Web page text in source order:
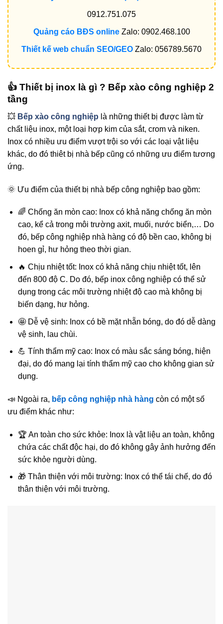
0912.751.075
Quảng cáo BĐS onlineZalo: 0902.468.100
Thiết kế web chuẩn SEO/GEO Zalo: 056789.5670
👍 Thiết bị inox là gì ? Bếp xào công nghiệp 2
tầng
💥 Bếp xào công nghiệp là những thiết bị được làm từ
chất liệu inox, một loại hợp kim của sắt, crom và niken.
Inox có nhiều ưu điểm vượt trội so với các loại vật liệu
khác, do đó thiêt bị nhà bếp cũng có những ưu điểm tương
ứng.
🌞 Ưu điểm của thiết bị nhà bếp công nghiệp bao gồm:
🌈 Chống ăn mòn cao: Inox có khả năng chống ăn mòn
cao, kể cả trong môi trường axit, muối, nước biển,… Do
đó, bếp công nghiệp nhà hàng có độ bền cao, không bị
hoen gỉ, hư hỏng theo thời gian.
🔥 Chịu nhiệt tốt: Inox có khả năng chịu nhiệt tốt, lên
đến 800 độ C. Do đó, bếp inox công nghiệp có thể sử
dụng trong các môi trường nhiệt độ cao mà không bị
biến dạng, hư hỏng.
🤩 Dễ vệ sinh: Inox có bề mặt nhẵn bóng, do đó dễ dàng
vệ sinh, lau chùi.
💪 Tính thẩm mỹ cao: Inox có màu sắc sáng bóng, hiện
đại, do đó mang lại tính thẩm mỹ cao cho không gian sử
dụng.
📣 Ngoài ra, bếp công nghiệp nhà hàng còn có một số
ưu điểm khác như:
🏆 An toàn cho sức khỏe: Inox là vật liệu an toàn, không
chứa các chất độc hại, do đó không gây ảnh hưởng đến
sức khỏe người dùng.
🎁 Thân thiện với môi trường: Inox có thể tái chế, do đó
thân thiện với môi trường.